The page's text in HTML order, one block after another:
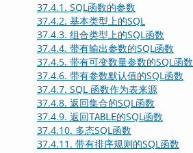
37.4.1. SQL函数的参数
37.4.2. 基本类型上的SQL
37.4.3. 组合类型上的SQL函数
37.4.4. 带有输出参数的SQL函数
37.4.5. 带有可变数量参数的SQL函数
37.4.6. 带有参数默认值的SQL函数
37.4.7. SQL 函数作为表来源
37.4.8. 返回集合的SQL函数
37.4.9. 返回TABLE的SQL函数
37.4.10. 多态SQL函数
37.4.11. 带有排序规则的SQL函数